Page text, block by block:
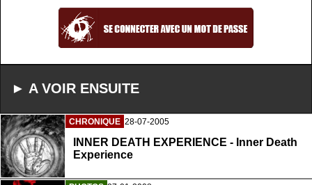
► A VOIR ENSUITE
CHRONIQUE 28-07-2005
INNER DEATH EXPERIENCE - Inner Death
Experience